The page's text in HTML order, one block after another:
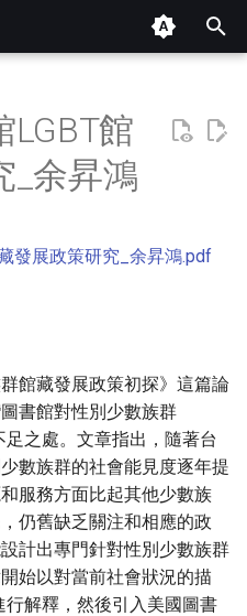
LGBT館
_余昇鴻
發展政策研究_余昇鴻.pdf
館藏發展政策初探》這篇論
書館對性別少數族群
足之處。文章指出，隨著台
數族群的社會能見度逐年提
服務方面比起其他少數族
仍舊缺乏關注和相應的政
計出專門針對性別少數族群
始以對當前社會狀況的描
行解釋，然後引入美國圖書